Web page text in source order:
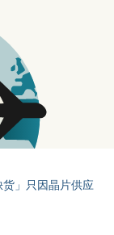
」只因晶片供应